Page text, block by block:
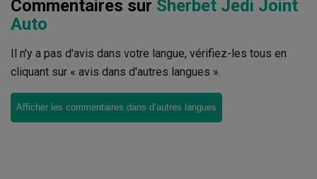
Commentaires sur Sherbet Jedi Joint
Auto
Il n'y a pas d'avis dans votre langue, vérifiez-les tous en
cliquant sur « avis dans d'autres langues ».
Afficher les commentaires dans d’autres langues